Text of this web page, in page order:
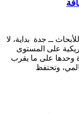
ــ جدة بداية، لا
على المستوى
وحدها على ما يقرب
وتحتفظ